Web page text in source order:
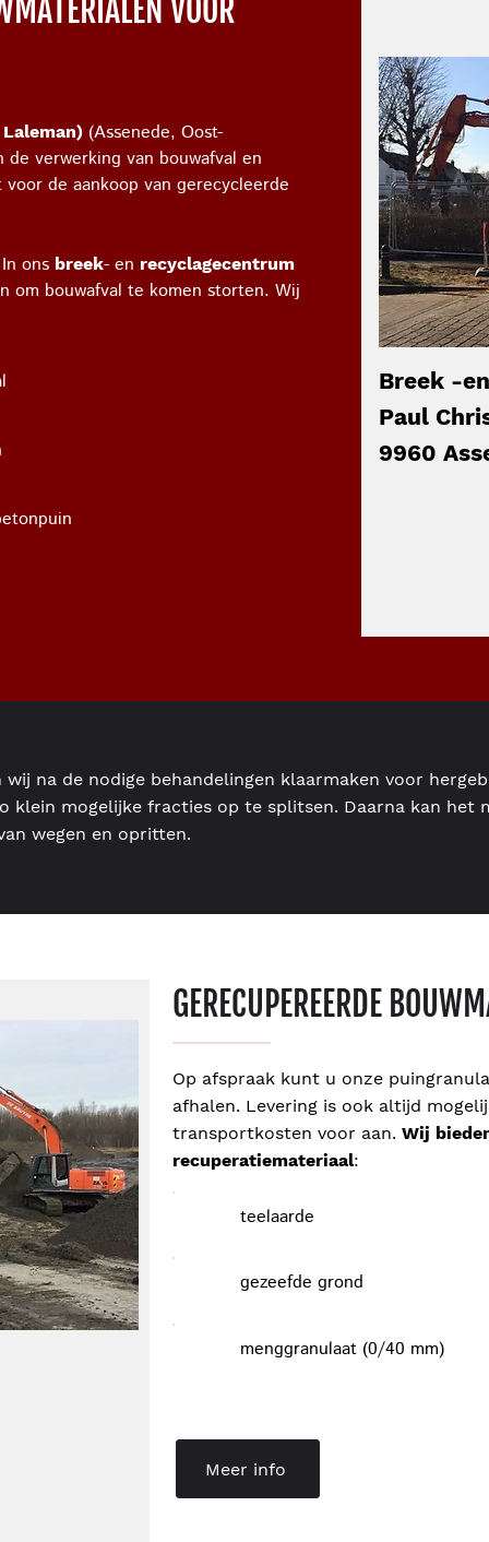
VOOR
(Assenede, Oost-
verwerking van bouwafval en
de aankoop van gerecycleerde
ons breek- en recyclagecentrum
om bouwafval te komen storten. Wij
Breek -
Paul
9960
na de nodige behandelingen klaarmaken voor
klein mogelijke fracties op te splitsen. Daarna kan het
wegen en opritten.
GERECUPEREERDE
Op afspraak kunt u onze
afhalen. Levering is ook altijd
transportkosten voor aan. Wij
recuperatiemateriaal:
teelaarde
gezeefde grond
menggranulaat (0/40 mm)
Meer info